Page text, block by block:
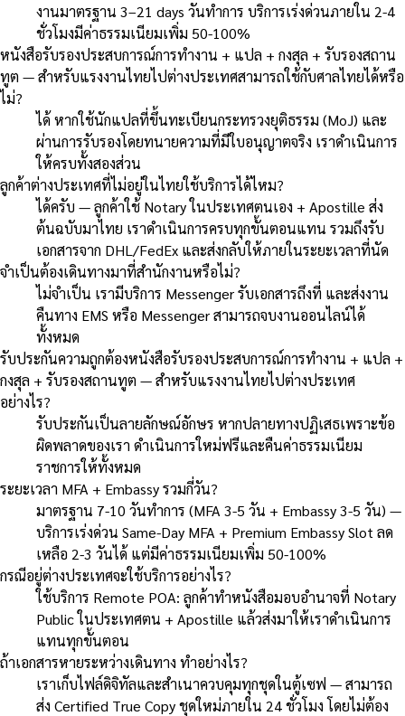
งานมาตรฐาน 3–21 days วันทำการ บริการเร่งด่วนภายใน 2-4
ชั่วโมงมีค่าธรรมเนียมเพิ่ม 50-100%
หนังสือรับรองประสบการณ์การทำงาน + แปล + กงสุล + รับรองสถาน
ทูต — สำหรับแรงงานไทยไปต่างประเทศสามารถใช้กับศาลไทยได้หรือ
ไม่?
ได้ หากใช้นักแปลที่ขึ้นทะเบียนกระทรวงยุติธรรม (MoJ) และ
ผ่านการรับรองโดยทนายความที่มีใบอนุญาตจริง เราดำเนินการ
ให้ครบทั้งสองส่วน
ลูกค้าต่างประเทศที่ไม่อยู่ในไทยใช้บริการได้ไหม?
ได้ครับ — ลูกค้าใช้ Notary ในประเทศตนเอง + Apostille ส่ง
ต้นฉบับมาไทย เราดำเนินการครบทุกขั้นตอนแทน รวมถึงรับ
เอกสารจาก DHL/FedEx และส่งกลับให้ภายในระยะเวลาที่นัด
จำเป็นต้องเดินทางมาที่สำนักงานหรือไม่?
ไม่จำเป็น เรามีบริการ Messenger รับเอกสารถึงที่ และส่งงาน
คืนทาง EMS หรือ Messenger สามารถจบงานออนไลน์ได้
ทั้งหมด
รับประกันความถูกต้องหนังสือรับรองประสบการณ์การทำงาน + แปล +
กงสุล + รับรองสถานทูต — สำหรับแรงงานไทยไปต่างประเทศ
อย่างไร?
รับประกันเป็นลายลักษณ์อักษร หากปลายทางปฏิเสธเพราะข้อ
ผิดพลาดของเรา ดำเนินการใหม่ฟรีและคืนค่าธรรมเนียม
ราชการให้ทั้งหมด
ระยะเวลา MFA + Embassy รวมกี่วัน?
มาตรฐาน 7-10 วันทำการ (MFA 3-5 วัน + Embassy 3-5 วัน) —
บริการเร่งด่วน Same-Day MFA + Premium Embassy Slot ลด
เหลือ 2-3 วันได้ แต่มีค่าธรรมเนียมเพิ่ม 50-100%
กรณีอยู่ต่างประเทศจะใช้บริการอย่างไร?
ใช้บริการ Remote POA: ลูกค้าทำหนังสือมอบอำนาจที่ Notary
Public ในประเทศตน + Apostille แล้วส่งมาให้เราดำเนินการ
แทนทุกขั้นตอน
ถ้าเอกสารหายระหว่างเดินทาง ทำอย่างไร?
เราเก็บไฟล์ดิจิทัลและสำเนาควบคุมทุกชุดในตู้เซฟ — สามารถ
ส่ง Certified True Copy ชุดใหม่ภายใน 24 ชั่วโมง โดยไม่ต้อง